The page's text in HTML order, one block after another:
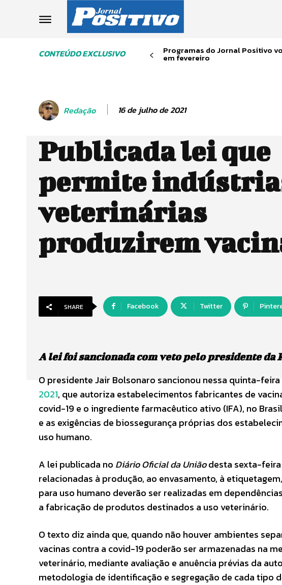
CONTEÚDO EXCLUSIVO Programas do Jornal Positivo
em fevereiro
Redação 16 de julho de 2021
Publicada lei que
permite
veterinárias
produzirem
SHARE Facebook Twitter
A lei foi sancionada com veto pelo presidente da
O presidente Jair Bolsonaro sancionou nessa quinta-feira
2021, que autoriza estabelecimentos fabricantes de
covid-19 e o ingrediente farmacêutico ativo (IFA), no
e as exigências de biossegurança próprias dos
uso humano.
A lei publicada no Diário Oficial da Uniãodesta sexta-feira
relacionadas à produção, ao envasamento, à
para uso humano deverão ser realizadas em
a fabricação de produtos destinados a uso veterinário.
O texto diz ainda que, quando não houver ambientes
vacinas contra a covid-19 poderão ser armazenadas na
veterinário, mediante avaliação e anuência prévias da
metodologia de identificação e segregação de cada tipo